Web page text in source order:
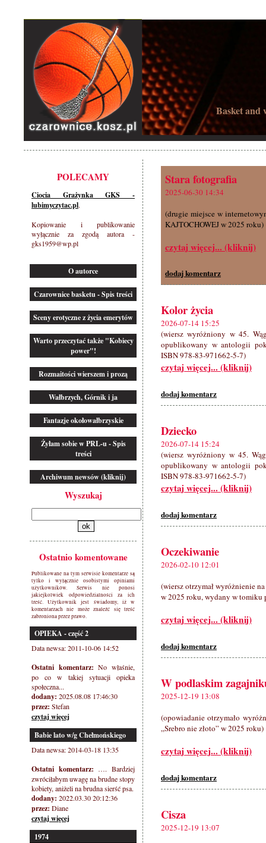
Basket and
POLECAMY
Ciocia Grażynka GKS -
lubimyczytac.pl.
Kopiowanie i publikowanie
wyłącznie za zgodą autora -
gks1959@wp.pl
O autorce
Czarownice basketu - Spis treści
Sceny erotyczne z życia emerytów
Warto przeczytać także "Kobiecy
power"!
Rozmaitości wierszem i prozą
Wałbrzych, Górnik i ja
Fantazje okołowałbrzyskie
Żyłam sobie w PRL-u - Spis
treści
Archiwum newsów (kliknij)
Wyszukaj
Ostatnio komentowane
Publikowane na tym serwisie komentarze są
tylko i wyłącznie osobistymi opiniami
użytkowników. Serwis nie ponosi
jakiejkolwiek odpowiedzialności za ich
treść. Użytkownik jest świadomy, iż w
komentarzach nie może znaleźć się treść
zabroniona przez prawo.
OPIEKA - część 2
Data newsa: 2011-10-06 14:52
Ostatni komentarz: No właśnie,
po co w takiej sytuacji opieka
społeczna...
dodany: 2025.08.08 17:46:30
przez: Stefan
czytaj więcej
Babie lato w/g Chełmońskiego
Data newsa: 2014-03-18 13:35
Ostatni komentarz: …. Bardziej
zwróciłabym uwagę na brudne stopy
kobiety, aniżeli na brudna sierść psa.
dodany: 2022.03.30 20:12:36
przez: Diane
czytaj więcej
1974
Stara fotografia
2025-06-30 14:34
(drugie miejsce w
KAJTOCHOWEJ w 2025 roku)
czytaj więcej... (kliknij)
dodaj komentarz
Kolor życia
2026-07-14 15:25
(wiersz wyróżniony w 45.
opublikowany w antologii
ISBN 978-83-971662-5-7)
czytaj więcej... (kliknij)
dodaj komentarz
Dziecko
2026-07-14 15:24
(wiersz wyróżniony w 45.
opublikowany w antologii
ISBN 978-83-971662-5-7)
czytaj więcej... (kliknij)
dodaj komentarz
Oczekiwanie
2026-02-10 12:01
(wiersz otrzymał wyróżnienie
w 2025 roku, wydany w tomiku
czytaj więcej... (kliknij)
dodaj komentarz
W podlaskim
2025-12-19 13:08
(opowiadanie otrzymało
„Srebro nie złoto” w 2025 roku)
czytaj więcej... (kliknij)
dodaj komentarz
Cisza
2025-12-19 13:07